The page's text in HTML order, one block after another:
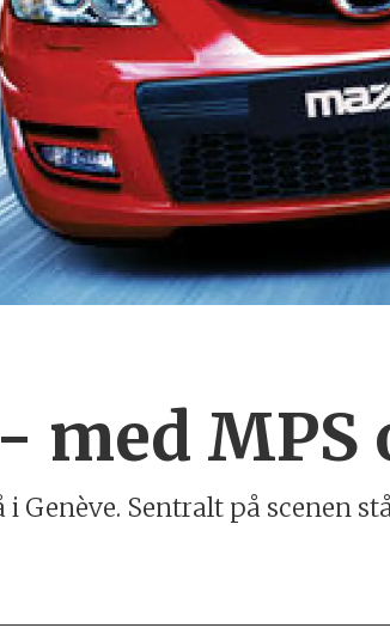
med MPS
i Genève. Sentralt på scenen